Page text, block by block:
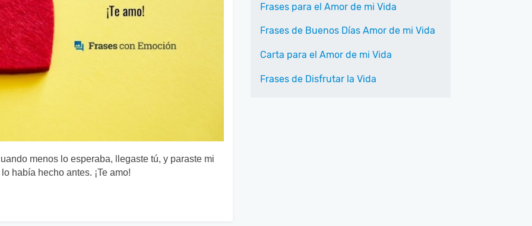
menos lo esperaba, llegaste tú, y paraste mi
había hecho antes. ¡Te amo!
Frases para el Amor de mi Vida
Frases de Buenos Días Amor de mi Vida
Carta para el Amor de mi Vida
Frases de Disfrutar la Vida